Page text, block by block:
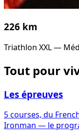
226 km
Triathlon XXL —
Tout pour
Les épreuves
5 courses, du
Ironman — le